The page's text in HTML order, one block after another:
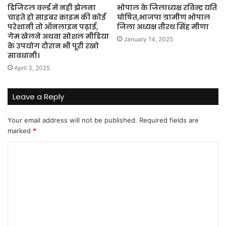
डिजिटल वर्ल्ड में नही झेलना
चाहते हो साइबर क्राइम की कोई
परेशानी तो ऑनलाइन पढ़ाई,
गेम खेलने अथवा सोशल मीडिया
के उपयोग दौरान भी पूरी रखो
सावधानी।
April 3, 2025
भोपाल के जिलाध्यक्ष रविन्द्र यति
घोषित,भाजपा ग्रामीण भोपाल
जिला अध्यक्ष तीरथ सिंह मीणा
January 14, 2025
Leave a Reply
Your email address will not be published. Required fields are
marked *